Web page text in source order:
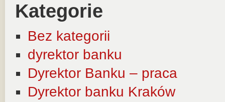
Kategorie
Bez kategorii
dyrektor banku
Dyrektor Banku – praca
Dyrektor banku Kraków